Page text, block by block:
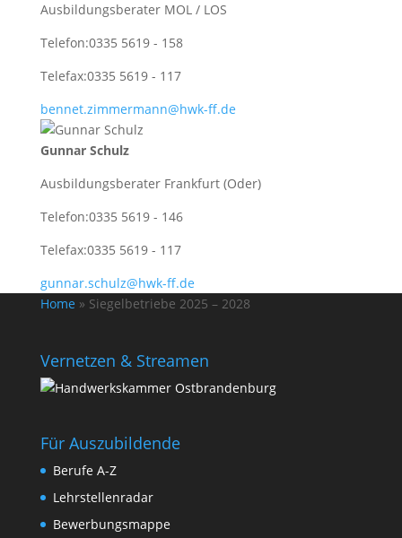
Ausbildungsberater MOL / LOS
Telefon:0335 5619 - 158
Telefax:0335 5619 - 117
bennet.zimmermann@hwk-ff.de
Gunnar Schulz
Ausbildungsberater Frankfurt (Oder)
Telefon:0335 5619 - 146
Telefax:0335 5619 - 117
gunnar.schulz@hwk-ff.de
Home » Siegelbetriebe 2025 – 2028
Vernetzen & Streamen
Für Auszubildende
Berufe A-Z
Lehrstellenradar
Bewerbungsmappe